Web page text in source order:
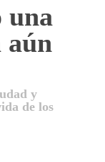
una
aún
y
de los